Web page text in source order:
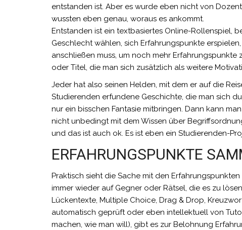
entstanden ist. Aber es wurde eben nicht von
wussten eben genau, woraus es ankommt.
Entstanden ist ein textbasiertes Online-Rollenspiel,
Geschlecht wählen, sich Erfahrungspunkte
anschließen muss, um noch mehr
oder Titel, die man sich zusätzlich als weitere
Jeder hat also seinen Helden, mit dem er auf die
Studierenden erfundene Geschichte, die man sich
nur ein bisschen Fantasie mitbringen. Dann kann
nicht unbedingt mit dem Wissen über
und das ist auch ok. Es ist eben ein Studierenden-
ERFAHRUNGSPUNKTE
Praktisch sieht die Sache mit den
immer wieder auf Gegner oder Rätsel, die es zu
Lückentexte, Multiple Choice, Drag & Drop,
automatisch geprüft oder eben intellektuell von
machen, wie man will), gibt es zur Belohnung